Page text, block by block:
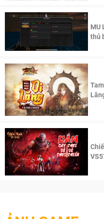
MU
thủ